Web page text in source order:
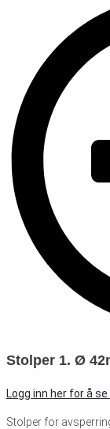
Stolper 1. Ø
Logg inn her for å
Stolper for